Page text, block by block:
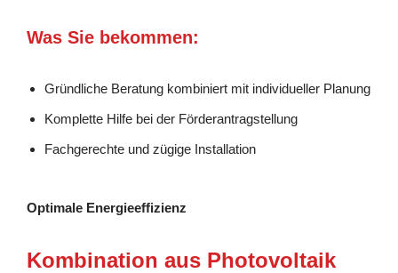
Was Sie bekommen:
Gründliche Beratung kombiniert mit individueller Planung
Komplette Hilfe bei der Förderantragstellung
Fachgerechte und zügige Installation
Optimale Energieeffizienz
Kombination aus Photovoltaik